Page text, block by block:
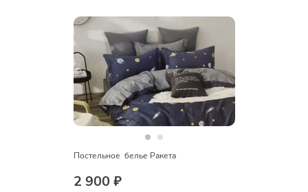
Постельное  белье Ракета
2 900 ₽